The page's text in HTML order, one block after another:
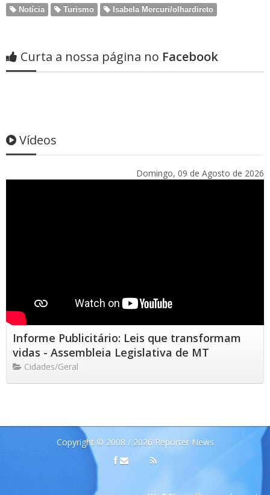
Notícia Turismo Isabela Mercuri/olhardireto
Curta a nossa página no Facebook
Vídeos
Domingo, 09 de Agosto de 2026
Informe Publicitário: Leis que transformam
vidas - Assembleia Legislativa de MT
Cidades/Geral
Copyright © 2008 / 2026 Repórter News